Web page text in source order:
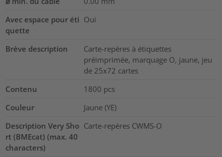
Avec espace pour éti
quette
Oui
Brève description
Carte-repères à étiquettes
préimprimée, marquage O, jaune, jeu
de 25x72 cartes
Contenu
1800 pcs
Couleur
Jaune (YE)
Description Very Sho
rt (BMEcat) (max. 40
characters)
Carte-repères CWMS-O